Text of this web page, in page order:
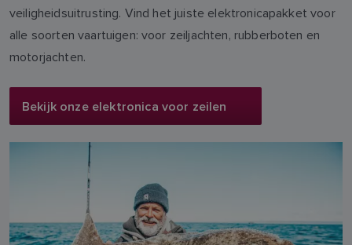
veiligheidsuitrusting. Vind het juiste elektronicapakket voor
alle soorten vaartuigen: voor zeiljachten, rubberboten en
motorjachten.
Bekijk onze elektronica voor zeilen